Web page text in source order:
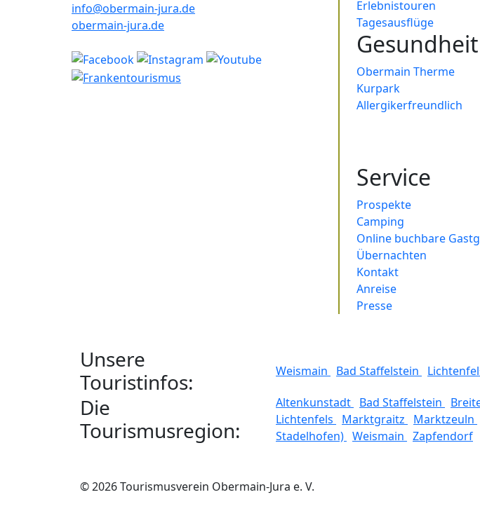
info@obermain-jura.de
obermain-jura.de
Erlebnistouren
Tagesausflüge
Gesundheit
Obermain Therme
Kurpark
Allergikerfreundlich
Service
Prospekte
Camping
Online buchbare
Übernachten
Kontakt
Anreise
Presse
Unsere
Touristinfos:
Weismain Bad Staffelstein
Die
Tourismusregion:
Altenkunstadt Bad Staffelstein
Lichtenfels
Marktgraitz Marktzeuln
Stadelhofen) Weismain Zapfendorf
© 2026 Tourismusverein Obermain-Jura e. V.